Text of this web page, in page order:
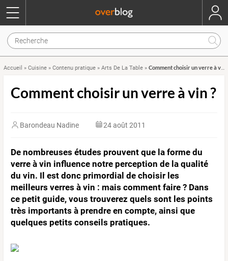
Accueil » Cuisine » Contenu pratique » Arts De La Table » Comment choisir un verre à vin ?
Comment choisir un verre à vin ?
Barondeau Nadine 24 août 2011
De nombreuses études prouvent que la forme du
verre à vin influence notre perception de la qualité
du vin. Il est donc primordial de choisir les
meilleurs verres à vin : mais comment faire ? Dans
ce petit guide, vous trouverez quels sont les points
très importants à prendre en compte, ainsi que
quelques petits conseils pratiques.